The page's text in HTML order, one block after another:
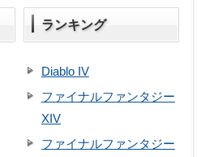
ランキング
Diablo IV
ファイナルファンタジー
XIV
ファイナルファンタジー